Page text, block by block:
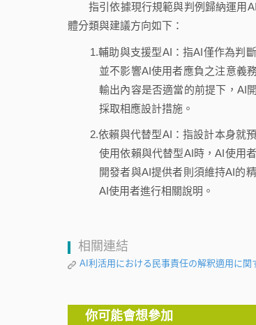
指引依據現行規範與判例歸納運用
體分類與建議方向如下：
1.輔助與支援型AI：指AI僅作為判
並不影響AI使用者應負之注意義
輸出內容是否適當的前提下，AI
採取相應設計措施。
2.依賴與代替型AI：指設計本身就
使用依賴與代替型AI時，AI使用
開發者與AI提供者則須維持AI的
AI使用者進行相關說明。
相關連結
AI利活用における民事責任の解釈適用に
你可能會想參加